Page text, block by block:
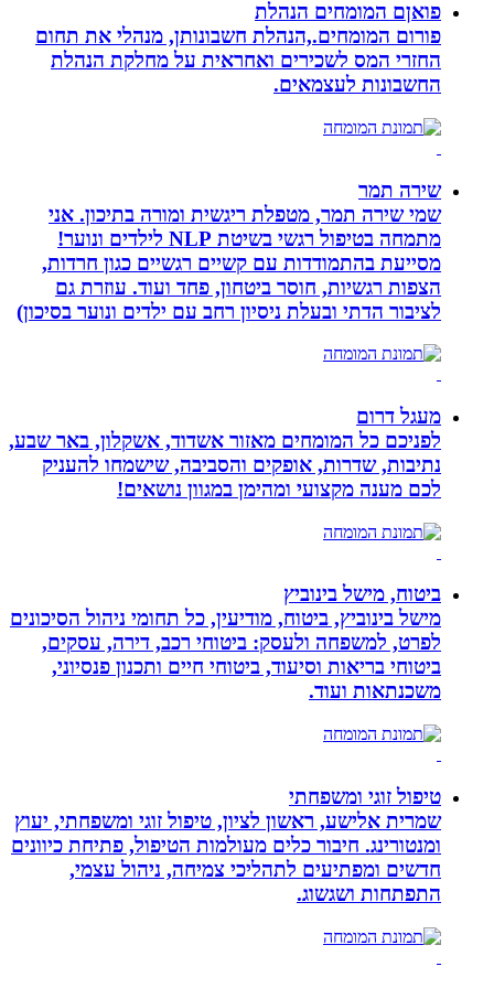
פואןם המומחים הנהלת
פורום המומחים.,הנהלת חשבונותן, מנהלי את תחום
החזרי המס לשכירים ואחראית על מחלקת הנהלת
החשבונות לעצמאים.
שירה תמר
שמי שירה תמר, מטפלת ריגשית ומורה בתיכון. אני
מתמחה בטיפול רגשי בשיטת NLP לילדים ונוער!
מסייעת בהתמודדות עם קשיים רגשיים כגון חרדות,
הצפות רגשיות, חוסר ביטחון, פחד ועוד. עוזרת גם
לציבור הדתי ובעלת ניסיון רחב עם ילדים ונוער בסיכון)
מעגל דרום
לפניכם כל המומחים מאזור אשדוד, אשקלון, באר שבע,
נתיבות, שדרות, אופקים והסביבה, שישמחו להעניק
לכם מענה מקצועי ומהימן במגוון נושאים!
ביטוח, מישל בינוביץ
מישל בינוביץ, ביטוח, מודיעין, כל תחומי ניהול הסיכונים
לפרט, למשפחה ולעסק: ביטוחי רכב, דירה, עסקים,
ביטוחי בריאות וסיעוד, ביטוחי חיים ותכנון פנסיוני,
משכנתאות ועוד.
טיפול זוגי ומשפחתי
שמרית אלישע, ראשון לציון, טיפול זוגי ומשפחתי, יעוץ
ומנטורינג. חיבור כלים מעולמות הטיפול, פתיחת כיוונים
חדשים ומפתיעים לתהליכי צמיחה, ניהול עצמי,
התפתחות ושגשוג.